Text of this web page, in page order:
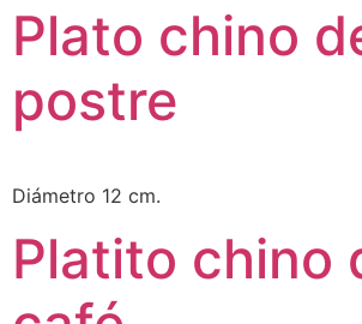
Plato chino
postre
Diámetro 12 cm.
Platito chino